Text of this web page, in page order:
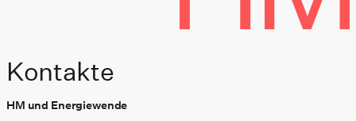
Kontakte
HM und Energiewende